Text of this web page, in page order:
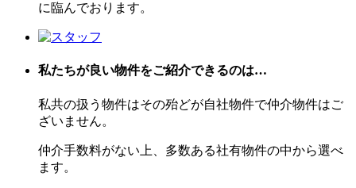
に臨んでおります。
私たちが良い物件をご紹介できるのは…
私共の扱う物件はその殆どが自社物件で仲介物件はご
ざいません。
仲介手数料がない上、多数ある社有物件の中から選べ
ます。